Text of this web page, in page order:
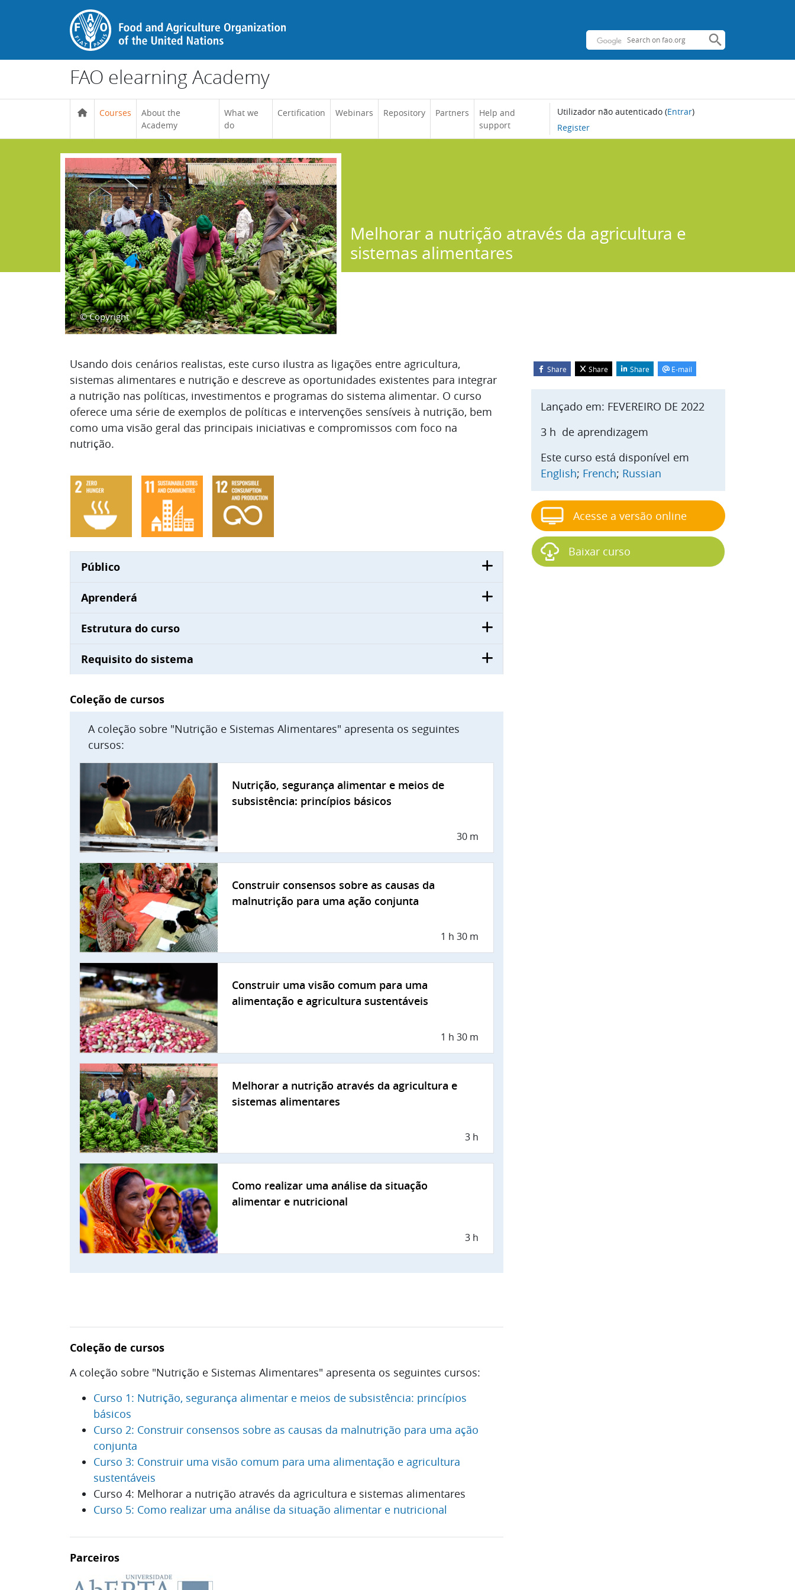
Ir para o conteúdo principal
FAO elearning Academy
Courses
About the
Academy
What we
do
Certification Webinars Repository Partners
Help and
support
Utilizador não autenticado(Entrar)
Register
© Copyright
Melhorar a nutrição através da agricultura e
sistemas alimentares
Lista de tópicos
Usando dois cenários realistas, este curso ilustra as ligações entre agricultura,
sistemas alimentares e nutrição e descreve as oportunidades existentes para integrar
a nutrição nas políticas, investimentos e programas do sistema alimentar. O curso
oferece uma série de exemplos de políticas e intervenções sensíveis à nutrição, bem
como uma visão geral das principais iniciativas e compromissos com foco na
nutrição.
Público
Aprenderá
Estrutura do curso
Requisito do sistema
Blocos
Coleção de cursos
A coleção sobre "Nutrição e Sistemas Alimentares" apresenta os seguintes
cursos:
Nutrição, segurança alimentar e meios de
subsistência: princípios básicos
30 m
Construir consensos sobre as causas da
malnutrição para uma ação conjunta
1 h 30 m
Construir uma visão comum para uma
alimentação e agricultura sustentáveis
1 h 30 m
Melhorar a nutrição através da agricultura e
sistemas alimentares
3 h
Como realizar uma análise da situação
alimentar e nutricional
3 h
Coleção de cursos
A coleção sobre "Nutrição e Sistemas Alimentares" apresenta os seguintes cursos:
Curso 1: Nutrição, segurança alimentar e meios de subsistência: princípios
básicos
Curso 2: Construir consensos sobre as causas da malnutrição para uma ação
conjunta
Curso 3: Construir uma visão comum para uma alimentação e agricultura
sustentáveis
Curso 4: Melhorar a nutrição através da agricultura e sistemas alimentares
Curso 5: Como realizar uma análise da situação alimentar e nutricional
Parceiros
Share Share Share E-mail
Blocos
Ignorar Start course
Lançado em: FEVEREIRO DE 2022
3 h de aprendizagem
Este curso está disponível em
English; French; Russian
Acesse a versão online
Baixar curso